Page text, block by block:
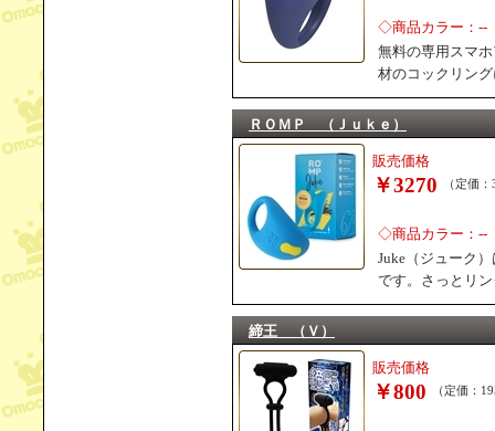
◇商品カラー：--
無料の専用スマ
材のコックリン
ＲＯＭＰ （Ｊｕｋｅ）
販売価格
￥3270 （定価
◇商品カラー：--
Juke（ジューク
です。さっとリ
締王 （Ｖ）
販売価格
￥800 （定価：